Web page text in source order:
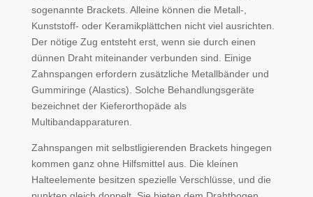
sogenannte Brackets. Alleine können die Metall-,
Kunststoff- oder Keramikplättchen nicht viel ausrichten.
Der nötige Zug entsteht erst, wenn sie durch einen
dünnen Draht miteinander verbunden sind. Einige
Zahnspangen erfordern zusätzliche Metallbänder und
Gummiringe (Alastics). Solche Behandlungsgeräte
bezeichnet der Kieferorthopäde als
Multibandapparaturen.
Zahnspangen mit selbstligierenden Brackets hingegen
kommen ganz ohne Hilfsmittel aus. Die kleinen
Halteelemente besitzen spezielle Verschlüsse, und die